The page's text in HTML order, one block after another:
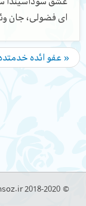
ای فضولی، جان
« عفو ائده
© minsoz.ir 2018-2020